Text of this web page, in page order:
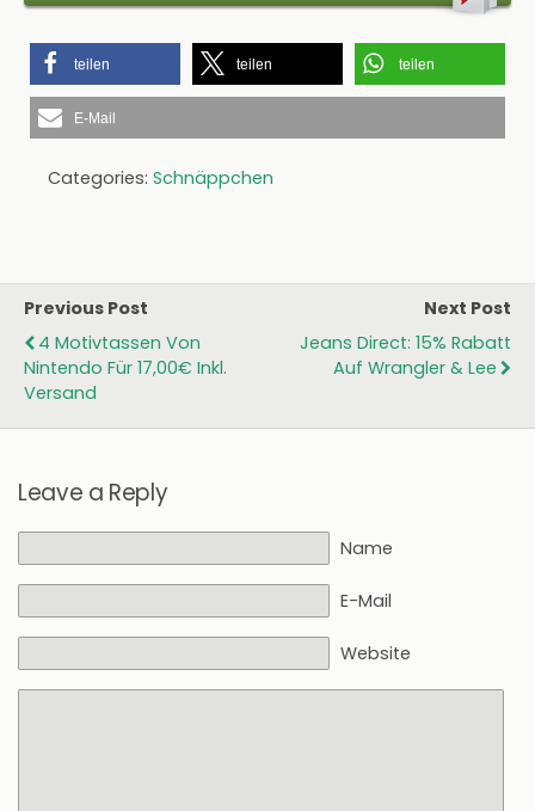
teilen teilen teilen
E-Mail
Categories: Schnäppchen
Previous Post
4 Motivtassen Von
Nintendo Für 17,00€ Inkl.
Versand
Next Post
Jeans Direct: 15% Rabatt
Auf Wrangler & Lee
Leave a Reply
Name
E-Mail
Website